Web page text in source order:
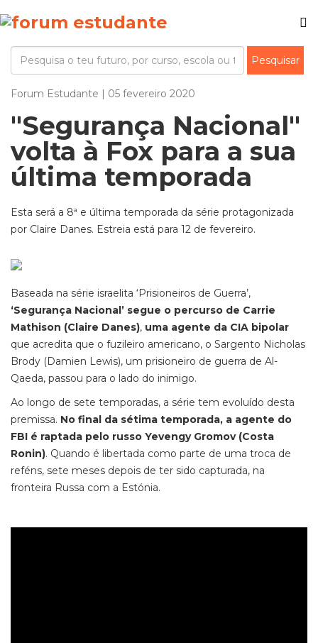
Forum Estudante | 05 fevereiro 2020
"Segurança Nacional"
volta à Fox para a sua
última temporada
Esta será a 8ª e última temporada da série protagonizada
por Claire Danes. Estreia está para 12 de fevereiro.
Baseada na série israelita ‘Prisioneiros de Guerra’,
‘Segurança Nacional’ segue o percurso de Carrie
Mathison (Claire Danes), uma agente da CIA bipolar
que acredita que o fuzileiro americano, o Sargento Nicholas
Brody (Damien Lewis), um prisioneiro de guerra de Al-
Qaeda, passou para o lado do inimigo.
Ao longo de sete temporadas, a série tem evoluído desta
premissa. No final da sétima temporada, a agente do
FBI é raptada pelo russo Yevengy Gromov (Costa
Ronin). Quando é libertada como parte de uma troca de
reféns, sete meses depois de ter sido capturada, na
fronteira Russa com a Estónia.